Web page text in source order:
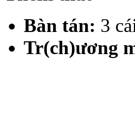
Bàn tán: 3
Tr(ch)ương